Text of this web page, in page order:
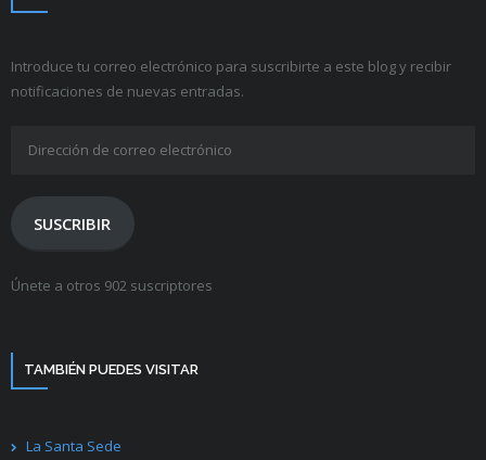
Introduce tu correo electrónico para suscribirte a este blog y recibir
notificaciones de nuevas entradas.
electrónico
SUSCRIBIR
Únete a otros 902 suscriptores
TAMBIÉN PUEDES VISITAR
La Santa Sede